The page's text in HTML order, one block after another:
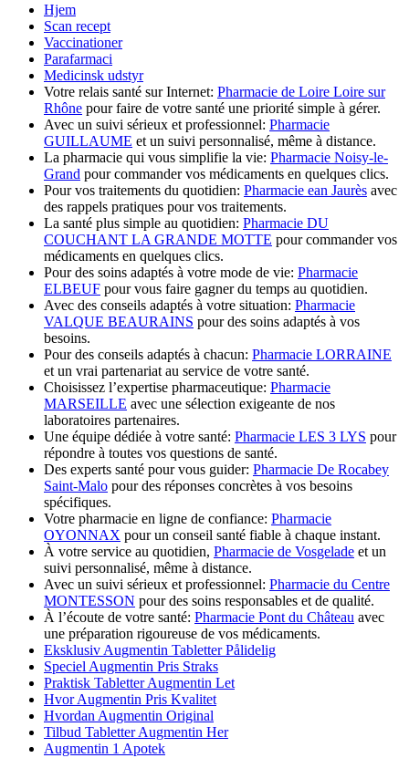
Hjem
Scan recept
Vaccinationer
Parafarmaci
Medicinsk udstyr
Votre relais santé sur Internet: Pharmacie de Loire Loire sur
Rhône pour faire de votre santé une priorité simple à gérer.
Avec un suivi sérieux et professionnel: Pharmacie
GUILLAUME et un suivi personnalisé, même à distance.
La pharmacie qui vous simplifie la vie: Pharmacie Noisy-le-
Grand pour commander vos médicaments en quelques clics.
Pour vos traitements du quotidien: Pharmacie ean Jaurès avec
des rappels pratiques pour vos traitements.
La santé plus simple au quotidien: Pharmacie DU
COUCHANT LA GRANDE MOTTE pour commander vos
médicaments en quelques clics.
Pour des soins adaptés à votre mode de vie: Pharmacie
ELBEUF pour vous faire gagner du temps au quotidien.
Avec des conseils adaptés à votre situation: Pharmacie
VALQUE BEAURAINS pour des soins adaptés à vos
besoins.
Pour des conseils adaptés à chacun: Pharmacie LORRAINE
et un vrai partenariat au service de votre santé.
Choisissez l’expertise pharmaceutique: Pharmacie
MARSEILLE avec une sélection exigeante de nos
laboratoires partenaires.
Une équipe dédiée à votre santé: Pharmacie LES 3 LYS pour
répondre à toutes vos questions de santé.
Des experts santé pour vous guider: Pharmacie De Rocabey
Saint-Malo pour des réponses concrètes à vos besoins
spécifiques.
Votre pharmacie en ligne de confiance: Pharmacie
OYONNAX pour un conseil santé fiable à chaque instant.
À votre service au quotidien, Pharmacie de Vosgelade et un
suivi personnalisé, même à distance.
Avec un suivi sérieux et professionnel: Pharmacie du Centre
MONTESSON pour des soins responsables et de qualité.
À l’écoute de votre santé: Pharmacie Pont du Château avec
une préparation rigoureuse de vos médicaments.
Eksklusiv Augmentin Tabletter Pålidelig
Speciel Augmentin Pris Straks
Praktisk Tabletter Augmentin Let
Hvor Augmentin Pris Kvalitet
Hvordan Augmentin Original
Tilbud Tabletter Augmentin Her
Augmentin 1 Apotek